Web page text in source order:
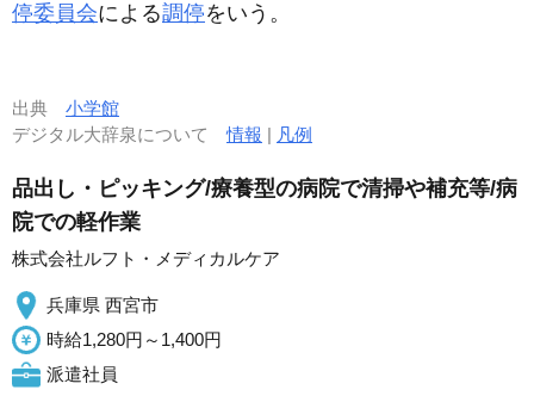
停委員会による調停をいう。
出典 小学館
デジタル大辞泉について情報 | 凡例
品出し・ピッキング/療養型の病院で清掃や補充等/病
院での軽作業
株式会社ルフト・メディカルケア
兵庫県 西宮市
時給1,280円～1,400円
派遣社員